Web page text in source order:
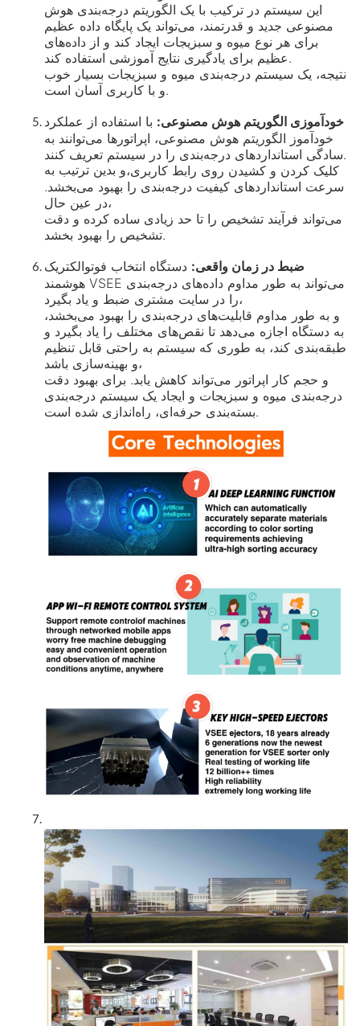
این سیستم در ترکیب با یک الگوریتم درجه‌بندی هوش
مصنوعی جدید و قدرتمند، می‌تواند یک پایگاه داده عظیم
برای هر نوع میوه و سبزیجات ایجاد کند و از داده‌های
نتیجه، یک سیستم درجه‌بندی میوه و سبزیجات بسیار خوب
خودآموزی الگوریتم هوش مصنوعی: با استفاده از عملکرد
خودآموز الگوریتم هوش مصنوعی، اپراتورها می‌توانند به
کلیک کردن و کشیدن روی رابط کاربری،و بدین ترتیب به
سرعت استانداردهای کیفیت درجه‌بندی را بهبود می‌بخشد.
در عین حال،
می‌تواند فرآیند تشخیص را تا حد زیادی ساده کرده و دقت
ضبط در زمان واقعی: دستگاه انتخاب فوتوالکتریک
هوشمند VSEE می‌تواند به طور مداوم داده‌های درجه‌بندی
را در سایت مشتری ضبط و یاد بگیرد،
و به طور مداوم قابلیت‌های درجه‌بندی را بهبود می‌بخشد،
به دستگاه اجازه می‌دهد تا نقص‌های مختلف را یاد بگیرد و
طبقه‌بندی کند، به طوری که سیستم به راحتی قابل تنظیم
و بهینه‌سازی باشد،
و حجم کار اپراتور می‌تواند کاهش یابد. برای بهبود دقت
درجه‌بندی میوه و سبزیجات و ایجاد یک سیستم درجه‌بندی